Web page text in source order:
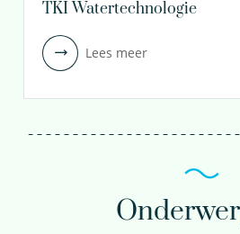
TKI Watertechnologie
Lees meer